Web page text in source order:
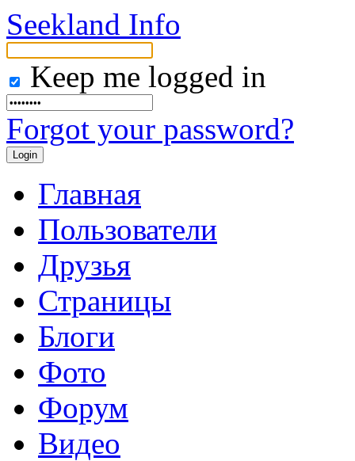
Seekland Info
Keep me logged in
Forgot your password?
Главная
Пользователи
Друзья
Страницы
Блоги
Фото
Форум
Видео